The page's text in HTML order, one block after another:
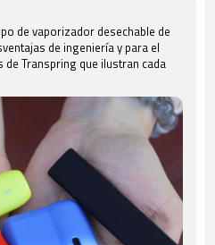
de vaporizador desechable de
de ingeniería y para el
Transpring que ilustran cada